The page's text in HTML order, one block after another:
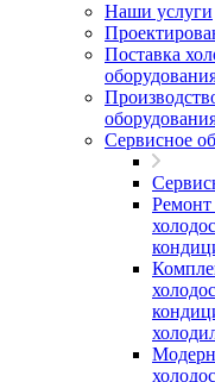
Наши услуги
Поставка
Сервисное
Ремонт